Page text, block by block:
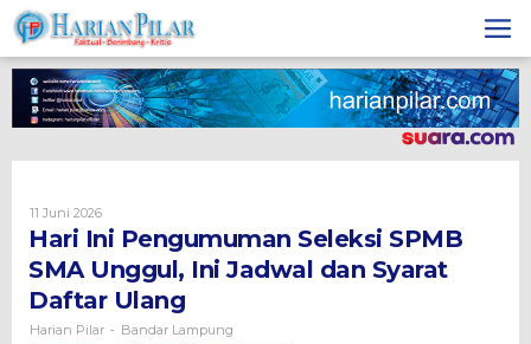
Skip
to
content
11 Juni 2026Oleh
Harian
Pilar
Hari Ini Pengumuman Seleksi SPMB
SMA Unggul, Ini Jadwal dan Syarat
Daftar Ulang
Harian Pilar - Bandar Lampung